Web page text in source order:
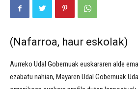
(Nafarroa, haur eskolak)
Aurreko Udal Gobernuak euskararen alde
ezabatu nahian, Mayaren Udal Gobernuak